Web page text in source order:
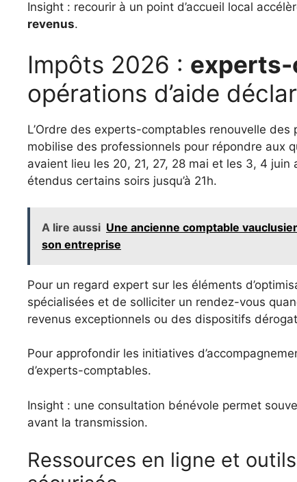
Insight : recourir à un point d’accueil local
revenus.
Impôts 2026 :
opérations d’aide
L’Ordre des experts-comptables renouvelle
mobilise des professionnels pour répondre aux
avaient lieu les 20, 21, 27, 28 mai et les 3, 4 juin
étendus certains soirs jusqu’à 21h.
A lire aussi Une ancienne comptable
son entreprise
Pour un regard expert sur les éléments
spécialisées et de solliciter un rendez-vous
revenus exceptionnels ou des dispositifs
Pour approfondir les initiatives
d’experts-comptables.
Insight : une consultation bénévole permet
avant la transmission.
Ressources en ligne et